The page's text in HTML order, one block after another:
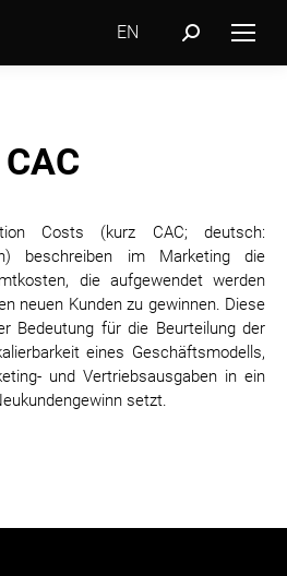
EN Search:
CAC
Costs (kurz CAC; deutsch:
beschreiben im Marketing die
die aufgewendet werden
neuen Kunden zu gewinnen. Diese
Bedeutung für die Beurteilung der
eines Geschäftsmodells,
und Vertriebsausgaben in ein
setzt.